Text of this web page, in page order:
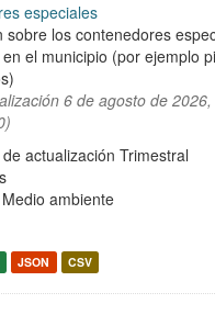
especiales
sobre los contenedores
el municipio (por ejemplo
6 de agosto de
actualización Trimestral
Medio ambiente
JSON CSV